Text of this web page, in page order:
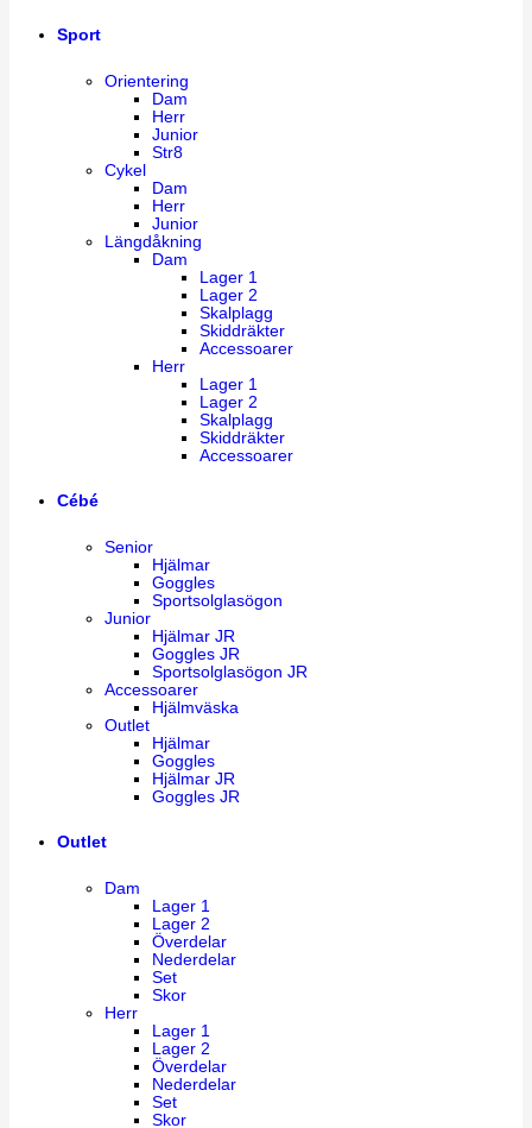
Sport
Orientering
Dam
Herr
Junior
Str8
Cykel
Dam
Herr
Junior
Längdåkning
Dam
Lager 1
Lager 2
Skalplagg
Skiddräkter
Accessoarer
Herr
Lager 1
Lager 2
Skalplagg
Skiddräkter
Accessoarer
Cébé
Senior
Hjälmar
Goggles
Sportsolglasögon
Junior
Hjälmar JR
Goggles JR
Sportsolglasögon JR
Accessoarer
Hjälmväska
Outlet
Hjälmar
Goggles
Hjälmar JR
Goggles JR
Outlet
Dam
Lager 1
Lager 2
Överdelar
Nederdelar
Set
Skor
Herr
Lager 1
Lager 2
Överdelar
Nederdelar
Set
Skor